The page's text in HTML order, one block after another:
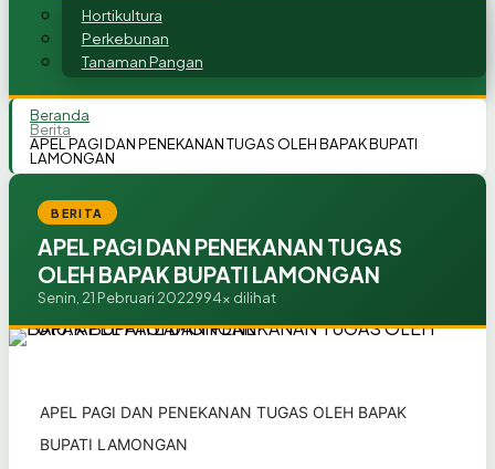
Hortikultura
Perkebunan
Tanaman Pangan
Beranda
Berita
APEL PAGI DAN PENEKANAN TUGAS OLEH BAPAK BUPATI
LAMONGAN
BERITA
APEL PAGI DAN PENEKANAN TUGAS
OLEH BAPAK BUPATI LAMONGAN
Senin, 21 Pebruari 2022994x dilihat
APEL PAGI DAN PENEKANAN TUGAS OLEH BAPAK
BUPATI LAMONGAN